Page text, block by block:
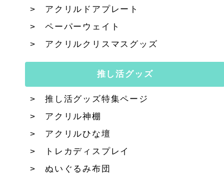
アクリルドアプレート
ペーパーウェイト
アクリルクリスマスグッズ
推し活グッズ
推し活グッズ特集ページ
アクリル神棚
アクリルひな壇
トレカディスプレイ
ぬいぐるみ布団